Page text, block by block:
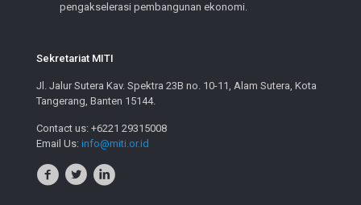
pengakselerasi pembangunan ekonomi.
Sekretariat MITI
Jl. Jalur Sutera Kav. Spektra 23B no. 10-11, Alam Sutera, Kota
Tangerang, Banten 15144.
Contact us: +6221 29315008
Email Us: info@miti.or.id